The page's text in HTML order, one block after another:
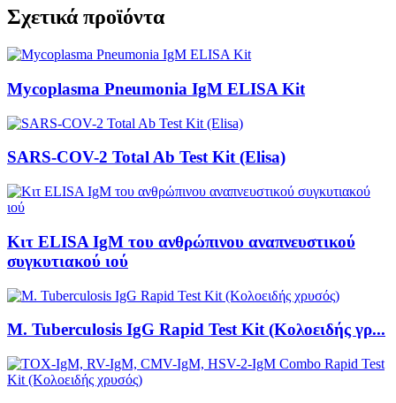
Σχετικά προϊόντα
Mycoplasma Pneumonia IgM ELISA Kit
SARS-COV-2 Total Ab Test Kit (Elisa)
Κιτ ELISA IgM του ανθρώπινου αναπνευστικού
συγκυτιακού ιού
M. Tuberculosis IgG Rapid Test Kit (Κολοειδής γρ...